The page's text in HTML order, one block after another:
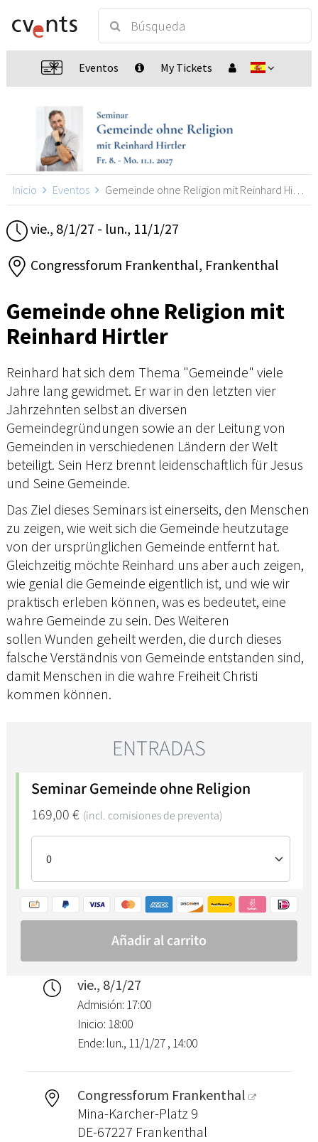
Eventos My Tickets
Inicio Eventos Gemeinde ohne Religion mit Reinhard Hirtler, Frankenthal
vie., 8/1/27 - lun., 11/1/27
Congressforum Frankenthal, Frankenthal
Gemeinde ohne Religion mit
Reinhard Hirtler
Reinhard hat sich dem Thema "Gemeinde" viele
Jahre lang gewidmet. Er war in den letzten vier
Jahrzehnten selbst an diversen
Gemeindegründungen sowie an der Leitung von
Gemeinden in verschiedenen Ländern der Welt
beteiligt. Sein Herz brennt leidenschaftlich für Jesus
und Seine Gemeinde.
Das Ziel dieses Seminars ist einerseits, den Menschen
zu zeigen, wie weit sich die Gemeinde heutzutage
von der ursprünglichen Gemeinde entfernt hat.
Gleichzeitig möchte Reinhard uns aber auch zeigen,
wie genial die Gemeinde eigentlich ist, und wie wir
praktisch erleben können, was es bedeutet, eine
wahre Gemeinde zu sein. Des Weiteren
sollen Wunden geheilt werden, die durch dieses
falsche Verständnis von Gemeinde entstanden sind,
damit Menschen in die wahre Freiheit Christi
kommen können.
vie., 8/1/27
Admisión: 17:00
Inicio: 18:00
Ende: lun., 11/1/27 , 14:00
Congressforum Frankenthal
Mina-Karcher-Platz 9
DE-67227 Frankenthal